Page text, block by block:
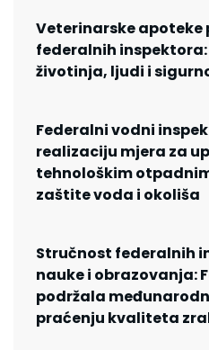
Veterinarske apoteke
federalnih
životinja, ljudi i
Federalni vodni
realizaciju mjera za
tehnološkim
zaštite voda i okoliša
Stručnost federalnih
nauke i obrazovanja:
podržala
praćenju kvaliteta